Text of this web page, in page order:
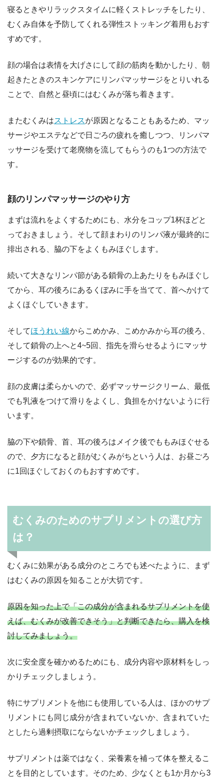
寝るときやリラックスタイムに軽くストレッチをしたり、
むくみ自体を予防してくれる弾性ストッキング着用もおす
すめです。
顔の場合は表情を大げさにして顔の筋肉を動かしたり、朝
起きたときのスキンケアにリンパマッサージをとりいれる
ことで、自然と昼頃にはむくみが落ち着きます。
またむくみはストレスが原因となることもあるため、マッ
サージやエステなどで日ごろの疲れを癒しつつ、リンパマ
ッサージを受けて老廃物を流してもらうのも1つの方法で
す。
顔のリンパマッサージのやり方
まずは流れをよくするためにも、水分をコップ1杯ほどと
っておきましょう。そして顔まわりのリンパ液が最終的に
排出される、脇の下をよくもみほぐします。
続いて大きなリンパ節がある鎖骨の上あたりをもみほぐし
てから、耳の後ろにあるくぼみに手を当てて、首へかけて
よくほぐしていきます。
そしてほうれい線からこめかみ、こめかみから耳の後ろ、
そして鎖骨の上へと4~5回、指先を滑らせるようにマッサ
ージするのが効果的です。
顔の皮膚は柔らかいので、必ずマッサージクリーム、最低
でも乳液をつけて滑りをよくし、負担をかけないように行
います。
脇の下や鎖骨、首、耳の後ろはメイク後でももみほぐせる
ので、夕方になると顔がむくみがちという人は、お昼ごろ
に1回ほぐしておくのもおすすめです。
むくみのためのサプリメントの選び方
は？
むくみに効果がある成分のところでも述べたように、まず
はむくみの原因を知ることが大切です。
原因を知った上で「この成分が含まれるサプリメントを使
えば、むくみが改善できそう」と判断できたら、購入を検
討してみましょう。
次に安全度を確かめるためにも、成分内容や原材料をしっ
かりチェックしましょう。
特にサプリメントを他にも使用している人は、ほかのサプ
リメントにも同じ成分が含まれていないか、含まれていた
としたら過剰摂取にならないかチェックしましょう。
サプリメントは薬ではなく、栄養素を補って体を整えるこ
とを目的としています。そのため、少なくとも1か月から3